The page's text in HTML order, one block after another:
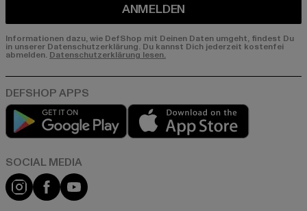
ANMELDEN
Informationen dazu, wie DefShop mit Deinen Daten umgeht, findest Du
in unserer Datenschutzerklärung. Du kannst Dich jederzeit kostenfei
abmelden. Datenschutzerklärung lesen.
Play market
Instagram
FacebookYouTube